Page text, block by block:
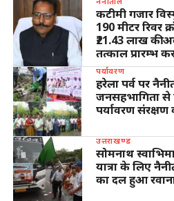
कटीमी गजार
190 मीटर रिवर
₹21.43 लाख की
तत्काल प्रारम्भ
पर्यावरण
हरेला पर्व पर
जनसहभागिता से
पर्यावरण
उत्तराखण्ड
सोमनाथ
यात्रा के लिए
का दल हुआ